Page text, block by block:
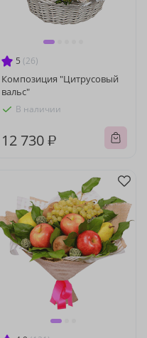
5 (26)
Композиция "Цитрусовый
вальс"
В наличии
12 730 ₽